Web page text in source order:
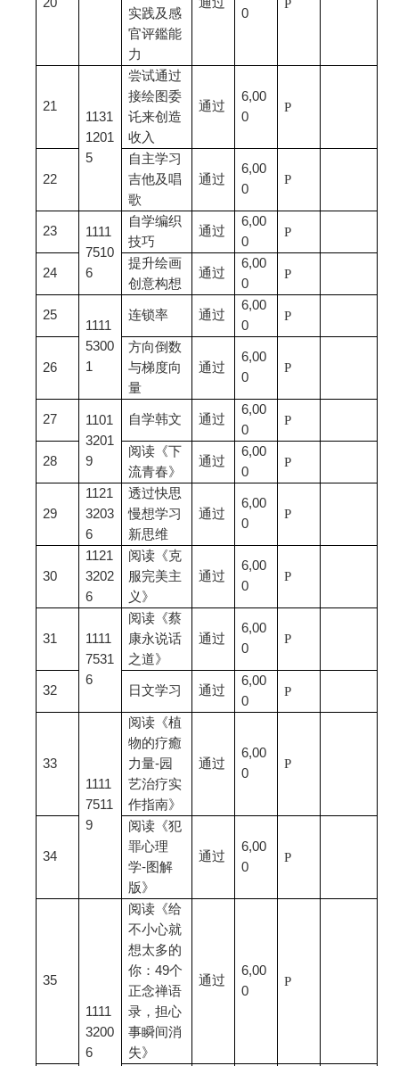
实践及感
官评鑑能
力
0
P
21
1131
1201
5
尝试通过
接绘图委
讬来创造
收入
通过
6,00
0
P
22
自主学习
吉他及唱
歌
通过
6,00
0
P
23
1111
7510
6
自学编织
技巧
通过
6,00
0
P
24
提升绘画
创意构想
通过
6,00
0
P
25
1111
5300
1
连锁率 通过
6,00
0
P
26
方向倒数
与梯度向
量
通过
6,00
0
P
27
1101
3201
9
自学韩文 通过
6,00
0
P
28
阅读《下
流青春》
通过
6,00
0
P
29
1121
3203
6
透过快思
慢想学习
新思维
通过
6,00
0
P
30
1121
3202
6
阅读《克
服完美主
义》
通过
6,00
0
P
31
1111
7531
6
阅读《蔡
康永说话
之道》
通过
6,00
0
P
32 日文学习 通过
6,00
0
P
33
1111
7511
9
阅读《植
物的疗癒
力量-园
艺治疗实
作指南》
通过
6,00
0
P
34
阅读《犯
罪心理
学-图解
版》
通过
6,00
0
P
35
1111
3200
6
阅读《给
不小心就
想太多的
你：49个
正念禅语
录，担心
事瞬间消
失》
通过
6,00
0
P